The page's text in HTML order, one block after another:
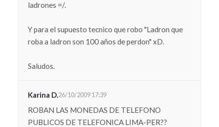
ladrones =/.
Y para el supuesto tecnico que robo "Ladron que
roba a ladron son 100 años de perdon" xD.
Saludos.
Karina D.26/10/2009 17:39
ROBAN LAS MONEDAS DE TELEFONO
PUBLICOS DE TELEFONICA LIMA-PER??